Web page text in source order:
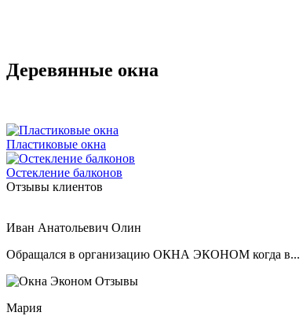
Деревянные окна
Пластиковые окна
Остекление балконов
Отзывы клиентов
Иван Анатольевич Олин
Обращался в организацию ОКНА ЭКОНОМ когда в...
Мария